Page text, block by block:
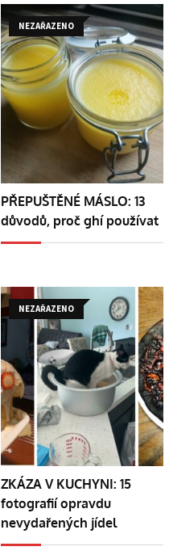
NEZAŘAZENO
PŘEPUŠTĚNÉ MÁSLO: 13
důvodů, proč ghí používat
NEZAŘAZENO
ZKÁZA V KUCHYNI: 15
fotografií opravdu
nevydařených jídel